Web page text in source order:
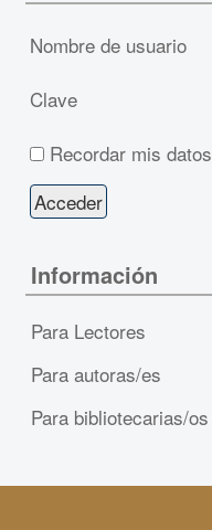
Nombre de usuario
Clave
Recordar mis datos
Información
Para Lectores
Para autoras/es
Para bibliotecarias/os